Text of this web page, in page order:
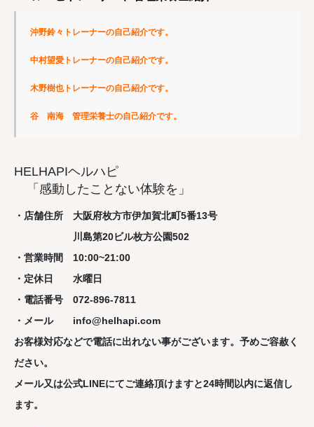
沖野鈴々トレーナーの自己紹介です。
中村望愛トレーナーの自己紹介です。
木野樹也トレーナーの自己紹介です。
谷　南海　管理栄養士の自己紹介です。
HELHAPIヘルハピ
「感動したことない体験を」
・店舗住所 大阪府枚方市伊加賀北町5番13号
川島第20ビル枚方公園502
・営業時間 10:00~21:00
・定休日 水曜日
・電話番号 072-896-7811
・メール info@helhapi.com
お客様対応などで電話に出れない事がございます。予めご容赦く
ださい。
メール又は公式LINEにてご連絡頂けますと24時間以内に返信し
ます。